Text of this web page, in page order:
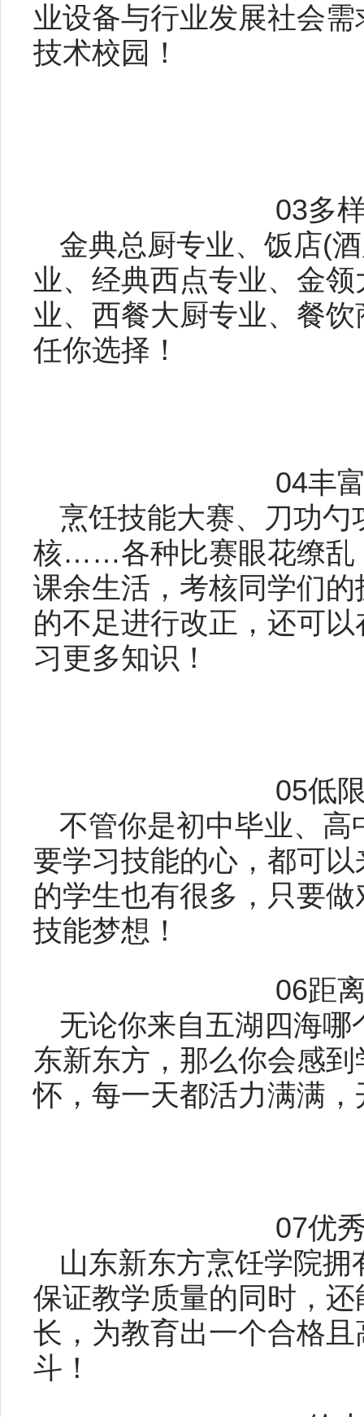
业设备与行业发展社会
技术校园！
03多
金典总厨专业、饭店(
业、经典西点专业、金
业、西餐大厨专业、餐
任你选择！
04丰
烹饪技能大赛、刀功
核……各种比赛眼花缭乱
课余生活，考核同学们
的不足进行改正，还可
习更多知识！
05低
不管你是初中毕业、
要学习技能的心，都可
的学生也有很多，只要
技能梦想！
06距
无论你来自五湖四海
东新东方，那么你会感
怀，每一天都活力满满
07优
山东新东方烹饪学院
保证教学质量的同时，
长，为教育出一个合格
斗！